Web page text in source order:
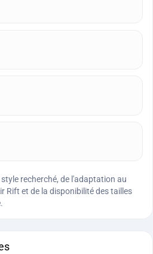
recherché, de l'adaptation au
Rift et de la disponibilité des tailles